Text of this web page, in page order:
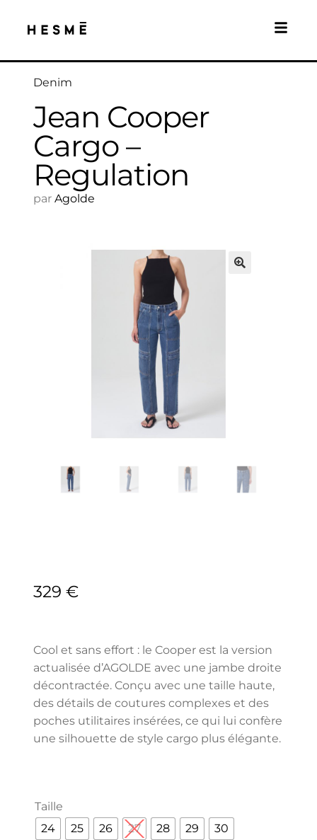
Denim
Jean Cooper
Cargo –
Regulation
par Agolde
329 €
Cool et sans effort : le Cooper est la version
actualisée d’AGOLDE avec une jambe droite
décontractée. Conçu avec une taille haute,
des détails de coutures complexes et des
poches utilitaires insérées, ce qui lui confère
une silhouette de style cargo plus élégante.
Taille
24
25 26 27 28 29 30